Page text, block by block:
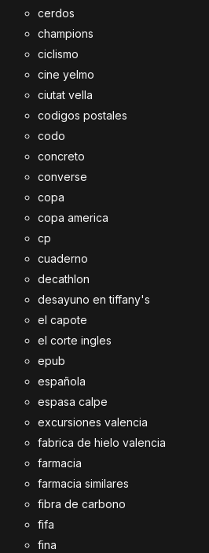
cerdos
champions
ciclismo
cine yelmo
ciutat vella
codigos postales
codo
concreto
converse
copa
copa america
cp
cuaderno
decathlon
desayuno en tiffany's
el capote
el corte ingles
epub
española
espasa calpe
excursiones valencia
fabrica de hielo valencia
farmacia
farmacia similares
fibra de carbono
fifa
fina